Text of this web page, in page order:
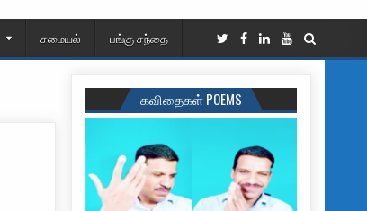
சமையல் பங்கு சந்தை
கவிதைகள் POEMS